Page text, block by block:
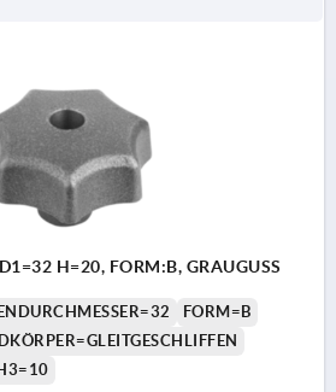
H=20, FORM:B, GRAUGUSS
FORM=B